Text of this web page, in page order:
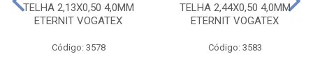
TELHA 2,13X0,50 4,0MM
ETERNIT VOGATEX
Código: 3578
TELHA 2,44X0,50 4,0MM
ETERNIT VOGATEX
Código: 3583